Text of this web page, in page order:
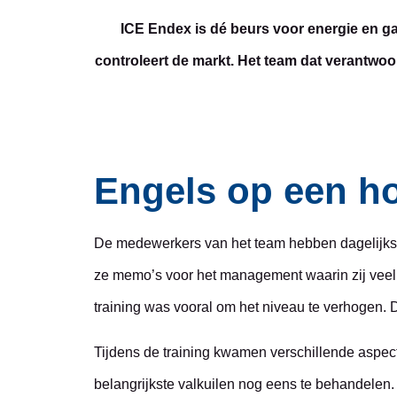
ICE Endex is dé beurs voor energie en
controleert de markt. Het team dat
Engels op een
De medewerkers van het team hebben
ze memo’s voor het management waarin zij
training was vooral om het niveau te
Tijdens de training kwamen verschillende
belangrijkste valkuilen nog eens te